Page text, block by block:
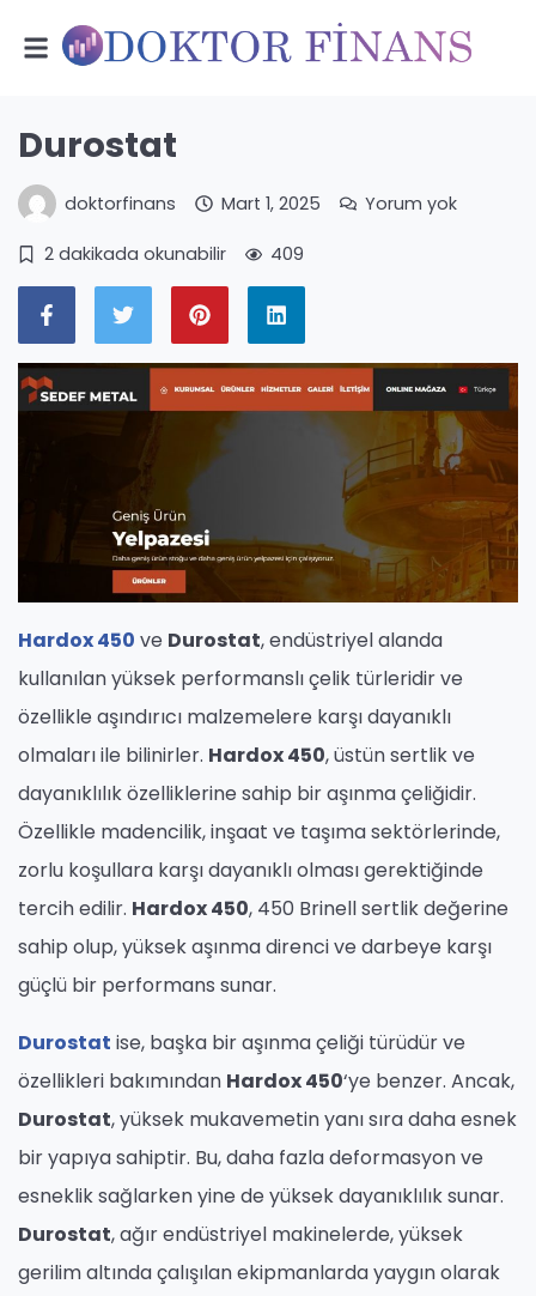
Durostat
doktorfinans Mart 1, 2025 Yorum yok
2 dakikada okunabilir 409
Hardox 450 ve Durostat, endüstriyel alanda
kullanılan yüksek performanslı çelik türleridir ve
özellikle aşındırıcı malzemelere karşı dayanıklı
olmaları ile bilinirler. Hardox 450, üstün sertlik ve
dayanıklılık özelliklerine sahip bir aşınma çeliğidir.
Özellikle madencilik, inşaat ve taşıma sektörlerinde,
zorlu koşullara karşı dayanıklı olması gerektiğinde
tercih edilir. Hardox 450, 450 Brinell sertlik değerine
sahip olup, yüksek aşınma direnci ve darbeye karşı
güçlü bir performans sunar.
Durostat ise, başka bir aşınma çeliği türüdür ve
özellikleri bakımından Hardox 450‘ye benzer. Ancak,
Durostat, yüksek mukavemetin yanı sıra daha esnek
bir yapıya sahiptir. Bu, daha fazla deformasyon ve
esneklik sağlarken yine de yüksek dayanıklılık sunar.
Durostat, ağır endüstriyel makinelerde, yüksek
gerilim altında çalışılan ekipmanlarda yaygın olarak